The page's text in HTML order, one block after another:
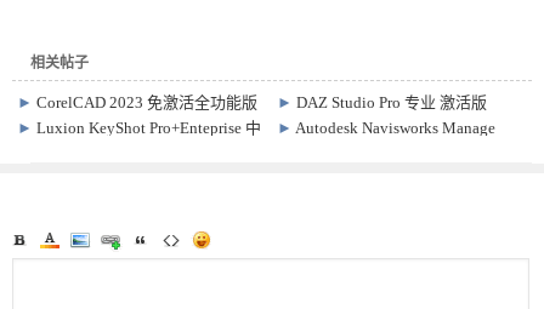
相关帖子
►CorelCAD 2023 免激活全功能版
v22.3.1.4090
►DAZ Studio Pro 专业 激活版
4.21.0.5
►Luxion KeyShot Pro+Enteprise 中
► Autodesk Navisworks Manage